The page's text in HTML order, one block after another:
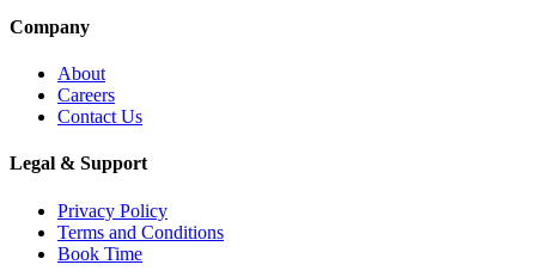
Company
About
Careers
Contact Us
Legal & Support
Privacy Policy
Terms and Conditions
Book Time